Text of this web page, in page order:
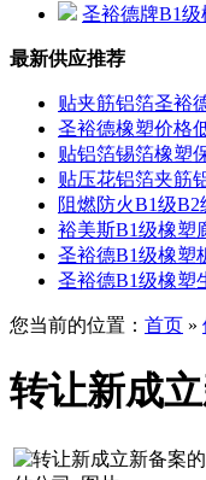
圣裕德牌B1
最新供应推荐
贴夹筋铝箔圣裕
圣裕德橡塑价格
贴铝箔锡箔橡塑
贴压花铝箔夹筋
阻燃防火B1级
裕美斯B1级橡塑
圣裕德B1级橡塑
圣裕德B1级橡塑
您当前的位置： 首页 »
转让新成